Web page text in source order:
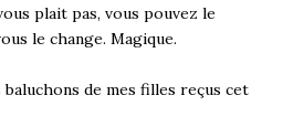
plait pas, vous pouvez le
le change. Magique.
de mes filles reçus cet